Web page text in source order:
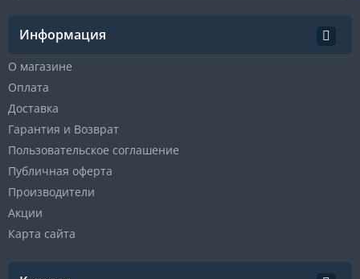
Информация
О магазине
Оплата
Доставка
Гарантия и Возврат
Пользовательское соглашение
Публичная оферта
Производители
Акции
Карта сайта